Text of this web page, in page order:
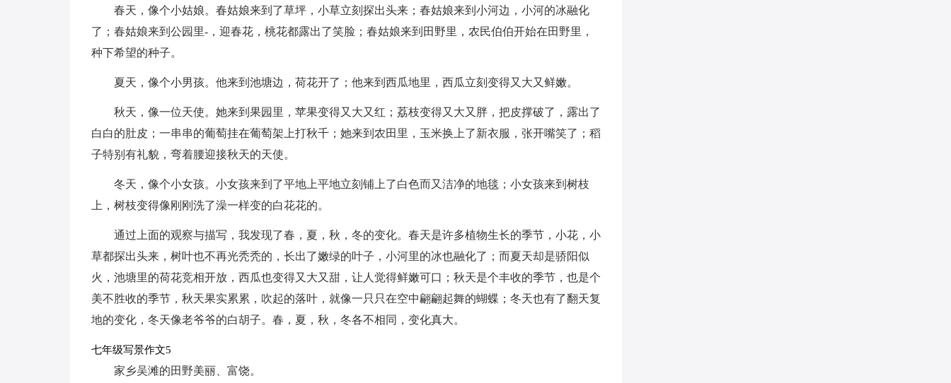
春天，像个小姑娘。春姑娘来到了草坪，小草立刻探出头来；春姑娘来到小河边，小河的冰融化
了；春姑娘来到公园里-，迎春花，桃花都露出了笑脸；春姑娘来到田野里，农民伯伯开始在田野里，
种下希望的种子。
夏天，像个小男孩。他来到池塘边，荷花开了；他来到西瓜地里，西瓜立刻变得又大又鲜嫩。
秋天，像一位天使。她来到果园里，苹果变得又大又红；荔枝变得又大又胖，把皮撑破了，露出了
白白的肚皮；一串串的葡萄挂在葡萄架上打秋千；她来到农田里，玉米换上了新衣服，张开嘴笑了；稻
子特别有礼貌，弯着腰迎接秋天的天使。
冬天，像个小女孩。小女孩来到了平地上平地立刻铺上了白色而又洁净的地毯；小女孩来到树枝
上，树枝变得像刚刚洗了澡一样变的白花花的。
通过上面的观察与描写，我发现了春，夏，秋，冬的变化。春天是许多植物生长的季节，小花，小
草都探出头来，树叶也不再光秃秃的，长出了嫩绿的叶子，小河里的冰也融化了；而夏天却是骄阳似
火，池塘里的荷花竞相开放，西瓜也变得又大又甜，让人觉得鲜嫩可口；秋天是个丰收的季节，也是个
美不胜收的季节，秋天果实累累，吹起的落叶，就像一只只在空中翩翩起舞的蝴蝶；冬天也有了翻天复
地的变化，冬天像老爷爷的白胡子。春，夏，秋，冬各不相同，变化真大。
七年级写景作文5
家乡吴滩的田野美丽、富饶。